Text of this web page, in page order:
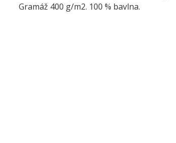
Gramáž 400 g/m2. 100 % bavlna.